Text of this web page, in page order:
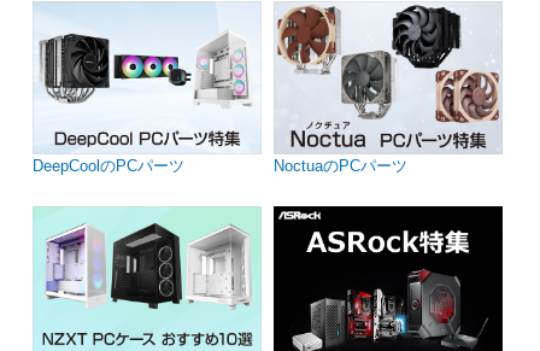
DeepCoolのPCパーツ NoctuaのPCパーツ